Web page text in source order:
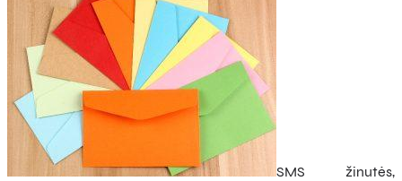
SMS žinutės,